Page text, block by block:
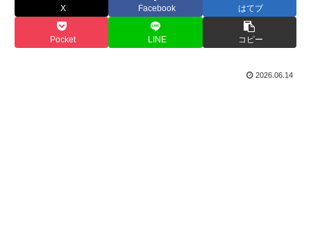
X Facebook はてブ
Pocket LINE コピー
2026.06.14